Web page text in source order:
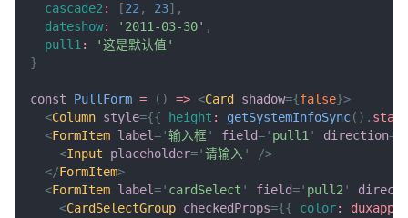
cascade2: [22, 23] ,
dateshow: '2011-03-30' ,
pull1:
'这是默认值'
}
const PullForm = ( ) => <Card shadow={false}>
<Column style={{ height : getSystemInfoSync( ) .
<FormItem label='输入框 ' field=' pull1' direction=
<Input placeholder='请输入 '
/>
</FormItem>
<FormItem label=' cardSelect ' field=' pull2'
<CardSelectGroup checkedProps={{ color: